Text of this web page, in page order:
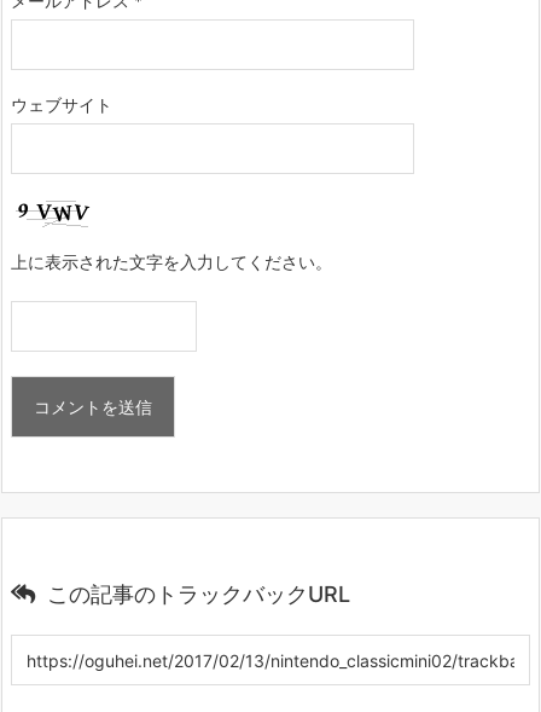
ウェブサイト
上に表示された文字を入力してください。
この記事のトラックバックURL